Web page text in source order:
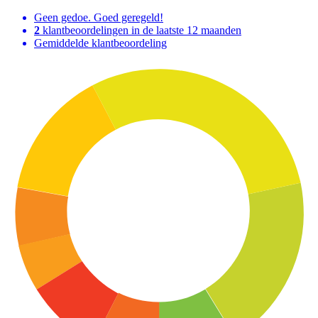
Geen gedoe. Goed geregeld!
2 klantbeoordelingen in de laatste 12 maanden
Gemiddelde klantbeoordeling